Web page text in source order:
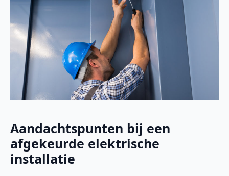
Aandachtspunten bij een
afgekeurde elektrische
installatie